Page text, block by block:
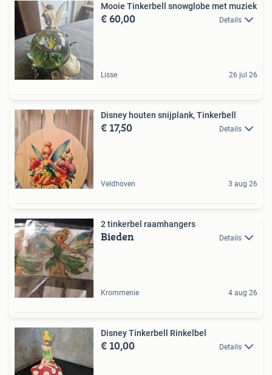
Mooie Tinkerbell snowglobe met muziek
€ 60,00 Details
Lisse 26 jul 26
Disney houten snijplank, Tinkerbell
€ 17,50 Details
Veldhoven 3 aug 26
2 tinkerbel raamhangers
Bieden Details
Krommenie 4 aug 26
Disney Tinkerbell Rinkelbel
€ 10,00 Details